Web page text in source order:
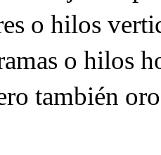
o hilos
o hilos
también